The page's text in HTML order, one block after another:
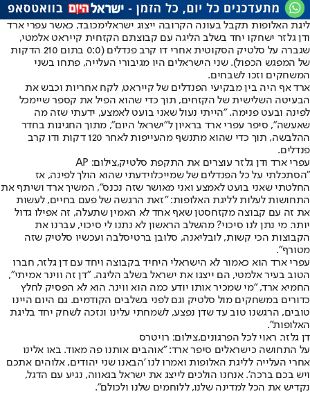
ליגת האלופות תקבל בעונה הקרובה ייצוג ישראלימכובד, כאשר עפרי ארד
ודן גלזר ישחקו יחד בשלב הליגה עם קבוצתם הקזחית קייראט אלמטי,
שגברה על סלטיק הסקוטית אחרי דו קרב פנדלים (0:0 בתום 210 הדקות
של המפגש הכפול). שני הישראלים היו מגיבורי העלייה, פתחו בשני
המשחקים וזכו לשבחים.
ארד אף היה בין מבקיעי הפנדלים של קייראט, לקח אחריות וכבש את
הבעיטה השלישית של הקזחים, תוך כדי שהוא הפיל את קספר שיימכל
לפינה ובעט פנימה. "הייתי נעול שאני בועט לאמצע, ידעתי שזה מה
שאעשה", סיפר עפרי ארד בראיון ל"ישראל היום", מתוך החגיגות בחדר
ההלבשה, תוך כדי שהוא מתנשף מהעייפות לאחר 120 דקות ודו קרב
פנדלים.
עפרי ארד ודן גלזר עוצרים את התקפת סלטיק,צילום: AP
"הסתכלתי על כל הפנדלים של שמייכלוידעתי שהוא הולך לפינה, אז
החלטתי שאני בועט לאמצע ואני מאושר שזה נכנס", המשיך ארד ושיתף את
התחושות לעלות לליגת האלופות: "זאת הרגשה של פעם בחיים, לעשות
את זה עם קבוצה מקזחסטן שאף אחד לא האמין שתעלה, זה אפילו גדול
יותר. מי נתן לנו סיכוי? מהשלב הראשון לא נתנו לי סיכוי, עברנו את
הקבוצות הכי קשות, לובליאנה, סלובן ברטיסלבה ועכשיו סלטיק שזה
מטורף".
עפרי ארד הוא כאמור לא הישראלי היחיד בקבוצה ויחד עם דן גלזר, חברו
הטוב בעיר אלמטי, הם ייצגו את ישראל בשלב הליגה. "דן זה ווינר אמיתי",
החמיא ארד, "מי שמכיר אותו יודע כמה הוא ווינר. הוא לא הפסיק לחלץ
כדורים במשחקים מול סלטיק וגם לפני בשלבים הקודמים. גם היום היינו
טובים, הרגשנו טוב עד שדן נפצע, לשמחתי עלינו ונזכה לשחק יחד בליגת
האלופות".
דן גלזר. ראוי לכל הפרגונים,צילום: רויטרס
על התחושה כישראלים סיפר ארד: "אוהבים אותנו פה מאוד. באו אלינו
אחרי העלייה לליגת האלופות ואמרו לנו 'הבאנו שני יהודים, אלוהים אתכם
ויש בכם ברכה'. אנחנו הולכים לייצג את ישראל בגאווה, נגיע עם הדגל,
נקדיש את הכל למדינה שלנו, ללוחמים שלנו ולכולם".